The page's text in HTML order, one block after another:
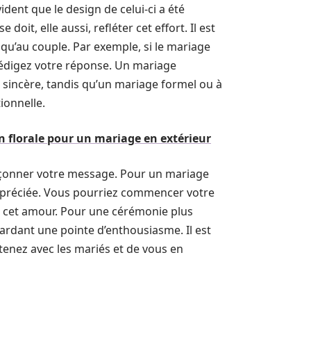
que le design de celui-ci a été
doit, elle aussi, refléter cet effort. Il est
couple. Par exemple, si le mariage
votre réponse. Un mariage
tandis qu’un mariage formel ou à
florale pour un mariage en extérieur
votre message. Pour un mariage
Vous pourriez commencer votre
amour. Pour une cérémonie plus
une pointe d’enthousiasme. Il est
avec les mariés et de vous en